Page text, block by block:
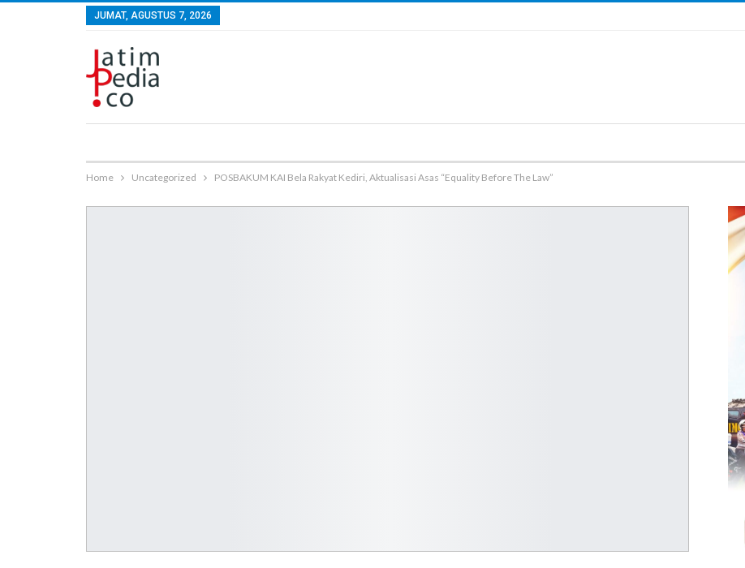
JUMAT, AGUSTUS 7, 2026
Home Uncategorized POSBAKUM KAI Bela Rakyat Kediri, Aktualisasi Asas “Equality Before The Law”